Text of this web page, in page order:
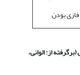
فازی بودن
از: الوانی،